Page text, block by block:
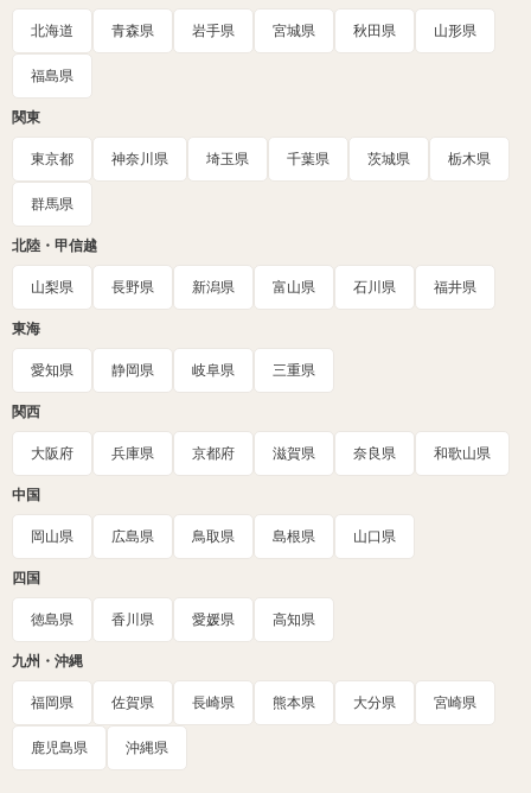
北海道 青森県 岩手県 宮城県 秋田県 山形県
福島県
関東
東京都 神奈川県 埼玉県 千葉県 茨城県 栃木県
群馬県
北陸・甲信越
山梨県 長野県 新潟県 富山県 石川県 福井県
東海
愛知県 静岡県 岐阜県 三重県
関西
大阪府 兵庫県 京都府 滋賀県 奈良県 和歌山県
中国
岡山県 広島県 鳥取県 島根県 山口県
四国
徳島県 香川県 愛媛県 高知県
九州・沖縄
福岡県 佐賀県 長崎県 熊本県 大分県 宮崎県
鹿児島県 沖縄県